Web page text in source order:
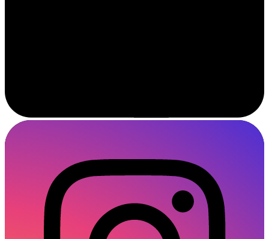
Instagram